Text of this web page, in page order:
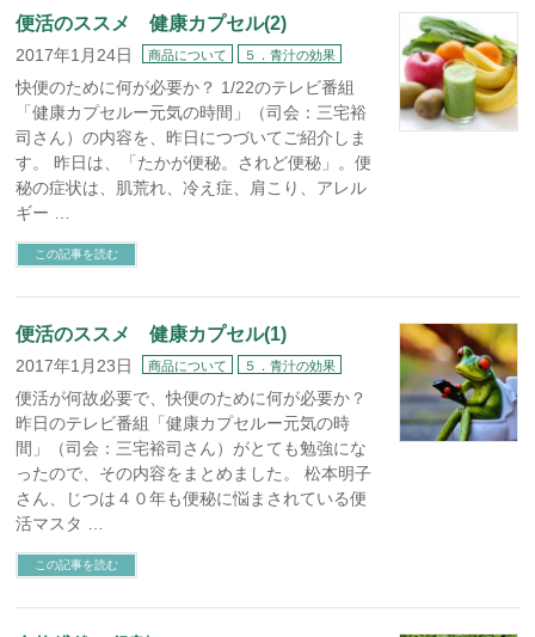
便活のススメ 健康カプセル(2)
2017年1月24日 商品について ５．青汁の効果
快便のために何が必要か？ 1/22のテレビ番組
「健康カプセルー元気の時間」（司会：三宅裕
司さん）の内容を、昨日につづいてご紹介しま
す。 昨日は、「たかが便秘。されど便秘」。便
秘の症状は、肌荒れ、冷え症、肩こり、アレル
ギー …
この記事を読む
便活のススメ 健康カプセル(1)
2017年1月23日 商品について ５．青汁の効果
便活が何故必要で、快便のために何が必要か？
昨日のテレビ番組「健康カプセルー元気の時
間」（司会：三宅裕司さん）がとても勉強にな
ったので、その内容をまとめました。 松本明子
さん、じつは４０年も便秘に悩まされている便
活マスタ …
この記事を読む